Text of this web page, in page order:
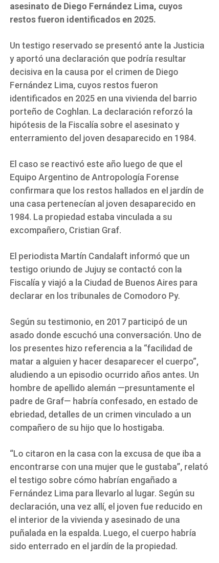
asesinato de Diego Fernández Lima, cuyos
restos fueron identificados en 2025.
Un testigo reservado se presentó ante la Justicia
y aportó una declaración que podría resultar
decisiva en la causa por el crimen de Diego
Fernández Lima, cuyos restos fueron
identificados en 2025 en una vivienda del barrio
porteño de Coghlan. La declaración reforzó la
hipótesis de la Fiscalía sobre el asesinato y
enterramiento del joven desaparecido en 1984.
El caso se reactivó este año luego de que el
Equipo Argentino de Antropología Forense
confirmara que los restos hallados en el jardín de
una casa pertenecían al joven desaparecido en
1984. La propiedad estaba vinculada a su
excompañero, Cristian Graf.
El periodista Martín Candalaft informó que un
testigo oriundo de Jujuy se contactó con la
Fiscalía y viajó a la Ciudad de Buenos Aires para
declarar en los tribunales de Comodoro Py.
Según su testimonio, en 2017 participó de un
asado donde escuchó una conversación. Uno de
los presentes hizo referencia a la “facilidad de
matar a alguien y hacer desaparecer el cuerpo”,
aludiendo a un episodio ocurrido años antes. Un
hombre de apellido alemán —presuntamente el
padre de Graf— habría confesado, en estado de
ebriedad, detalles de un crimen vinculado a un
compañero de su hijo que lo hostigaba.
“Lo citaron en la casa con la excusa de que iba a
encontrarse con una mujer que le gustaba”, relató
el testigo sobre cómo habrían engañado a
Fernández Lima para llevarlo al lugar. Según su
declaración, una vez allí, el joven fue reducido en
el interior de la vivienda y asesinado de una
puñalada en la espalda. Luego, el cuerpo habría
sido enterrado en el jardín de la propiedad.